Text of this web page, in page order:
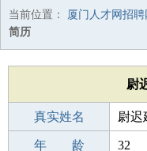
当前位置： 厦门人才网招聘
简历
尉
真实姓名 尉迟
性 别 男
年 龄 32